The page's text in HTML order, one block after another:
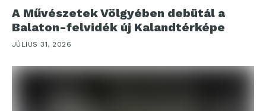
A Művészetek Völgyében debütál a
Balaton-felvidék új Kalandtérképe
JÚLIUS 31, 2026